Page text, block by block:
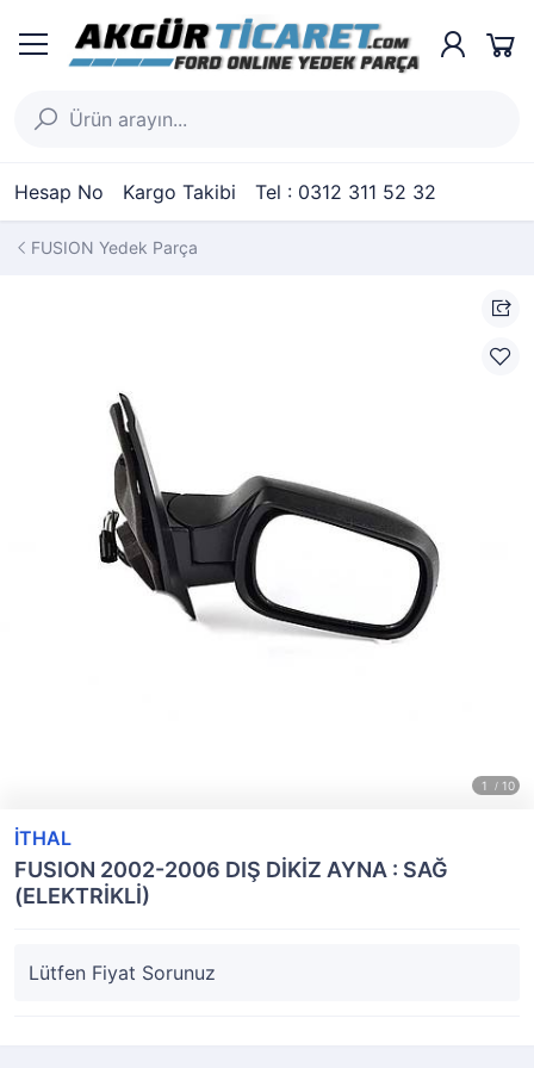
Hesap No Kargo Takibi Tel : 0312 311 52 32
FUSION Yedek Parça
İTHAL
FUSION 2002-2006 DIŞ DİKİZ AYNA : SAĞ
(ELEKTRİKLİ)
Lütfen Fiyat Sorunuz